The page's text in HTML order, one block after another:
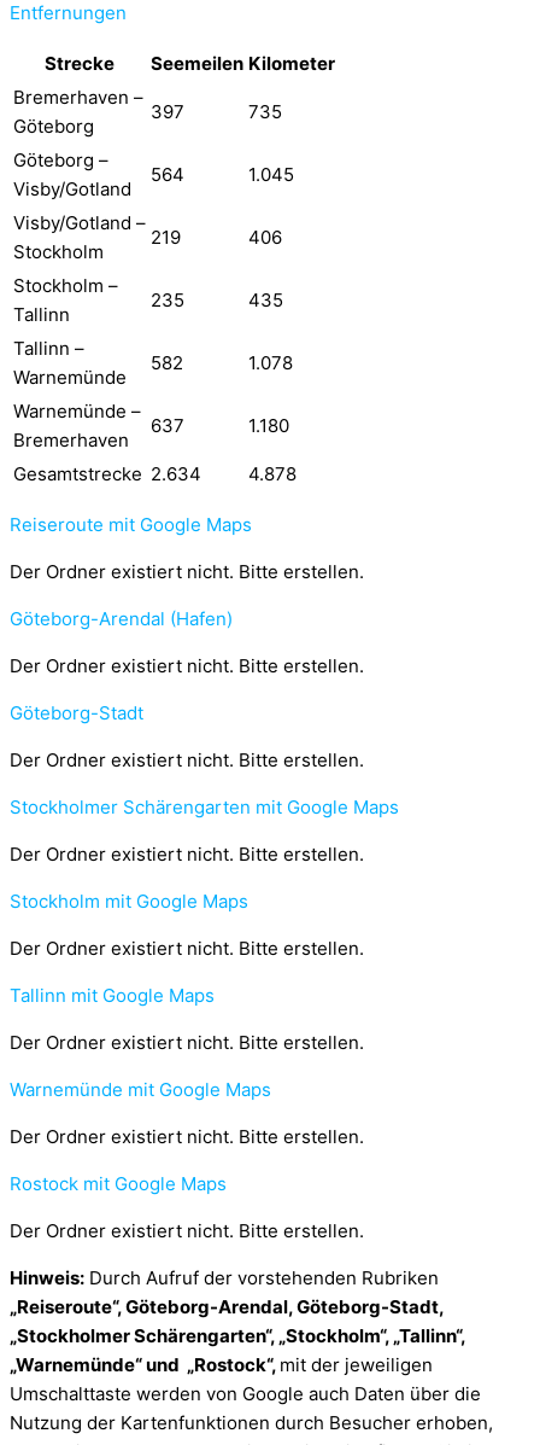
Entfernungen
Strecke Seemeilen Kilometer
Bremerhaven –
Göteborg
397 735
Göteborg –
Visby/Gotland
564 1.045
Visby/Gotland –
Stockholm
219 406
Stockholm –
Tallinn
235 435
Tallinn –
Warnemünde
582 1.078
Warnemünde –
Bremerhaven
637 1.180
Gesamtstrecke 2.634 4.878
Reiseroute mit Google Maps
Der Ordner existiert nicht. Bitte erstellen.
Göteborg-Arendal (Hafen)
Der Ordner existiert nicht. Bitte erstellen.
Göteborg-Stadt
Der Ordner existiert nicht. Bitte erstellen.
Stockholmer Schärengarten mit Google Maps
Der Ordner existiert nicht. Bitte erstellen.
Stockholm mit Google Maps
Der Ordner existiert nicht. Bitte erstellen.
Tallinn mit Google Maps
Der Ordner existiert nicht. Bitte erstellen.
Warnemünde mit Google Maps
Der Ordner existiert nicht. Bitte erstellen.
Rostock mit Google Maps
Der Ordner existiert nicht. Bitte erstellen.
Hinweis: Durch Aufruf der vorstehenden Rubriken
„Reiseroute“, Göteborg-Arendal, Göteborg-Stadt,
„Stockholmer Schärengarten“, „Stockholm“, „Tallinn“,
„Warnemünde“ und „Rostock“, mit der jeweiligen
Umschalttaste werden von Google auch Daten über die
Nutzung der Kartenfunktionen durch Besucher erhoben,